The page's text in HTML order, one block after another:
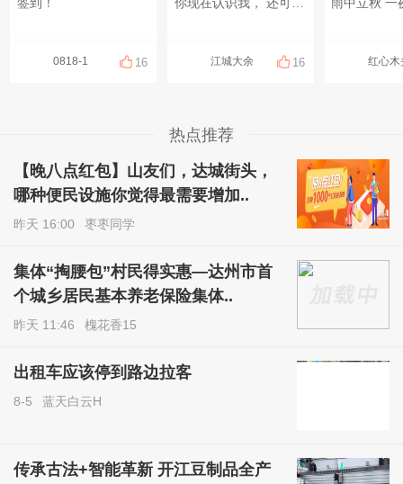
签到！
0818-1 16
你现在认识我， 还可以陪你去逛街， 和你做你喜欢的事， 再过几年就不行了， 睡醒了， 就得忙着去领鸡蛋、领洗手粉了… #逗逼大擂台#
江城大余 16 红心木
热点推荐
【晚八点红包】山友们，达城街头，
哪种便民设施你觉得最需要增加..
昨天 16:00 枣枣同学
集体“掏腰包”村民得实惠—达州市首
个城乡居民基本养老保险集体..
昨天 11:46 槐花香15
出租车应该停到路边拉客
8-5 蓝天白云H
传承古法+智能革新 开江豆制品全产